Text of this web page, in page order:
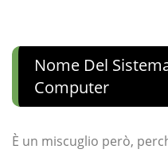
Nome Del
Computer
È un miscuglio però,